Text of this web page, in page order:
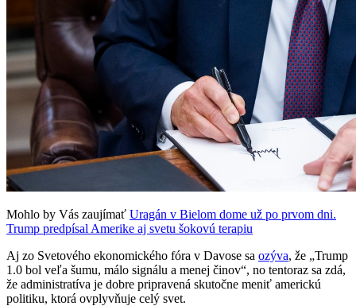
Mohlo by Vás zaujímať Uragán v Bielom dome už po prvom dni.
Trump predpísal Amerike aj svetu šokovú terapiu
Aj zo Svetového ekonomického fóra v Davose sa ozýva, že „Trump
1.0 bol veľa šumu, málo signálu a menej činov“, no tentoraz sa zdá,
že administratíva je dobre pripravená skutočne meniť americkú
politiku, ktorá ovplyvňuje celý svet.